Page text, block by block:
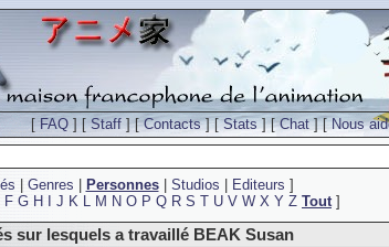
[FAQ ] [Staff ] [Contacts] [Stats] [Chat] [Nous
Genres Personnes| Studios Editeurs ]
F G H J K L M N O P Q R S T U V W X Y Z Tout]
sur lesquels a travaillé BEAK Susan